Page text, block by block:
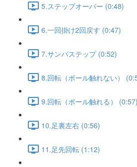
5.ステップオーバー (0:48)
6.一回掛け2回戻す (0:47)
7.サンバステップ (0:52)
8.回転（ボール触れない）
9.回転（ボール触れる） (0:57)
10.足裏左右 (0:56)
11.足先回転 (1:12)